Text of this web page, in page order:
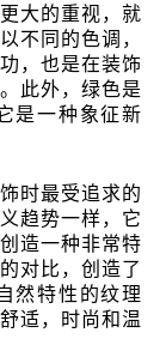
大的重视，就
不同的色调，
，也是在装饰
此外，绿色是
是一种象征新
时最受追求的
趋势一样，它
造一种非常特
对比，创造了
然特性的纹理
适，时尚和温